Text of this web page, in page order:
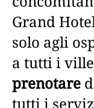
Grand
solo agli
a tutti i
prenotare
tutti i